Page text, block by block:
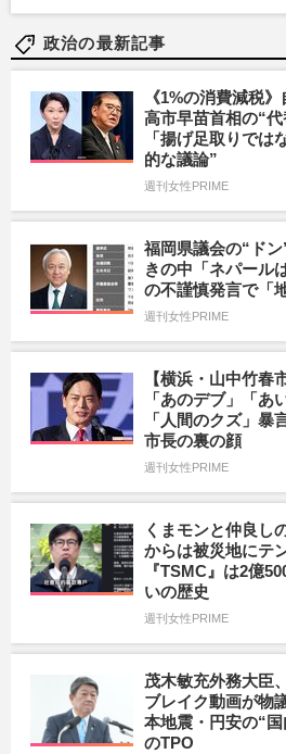
政治の最新記事
《1%の消費減税
高市早苗首相の“
「揚げ足取りでは
的な議論”
週刊女性PRIME
福岡県議会の“ド
きの中「ネパール
の不謹慎発言で「
週刊女性PRIME
【横浜・山中竹春
「あのデブ」「あ
「人間のクズ」暴
市長の裏の顔
週刊女性PRIME
くまモンと仲良し
からは被災地にテ
『TSMC』は2億
いの歴史
週刊女性PRIME
茂木敏充外務大臣
ブレイク動画が物
本地震・円安の“
のTPO